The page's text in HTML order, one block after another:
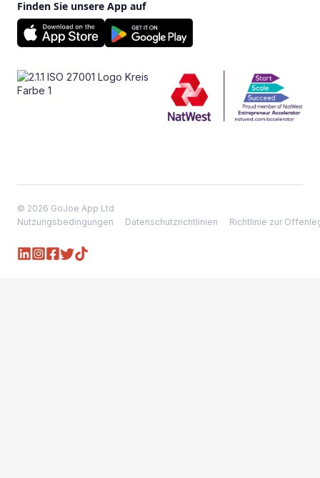
Finden Sie unsere App auf
© 2026 GoJoe App Ltd
Nutzungsbedingungen
Datenschutzrichtlinien Richtlinie zur